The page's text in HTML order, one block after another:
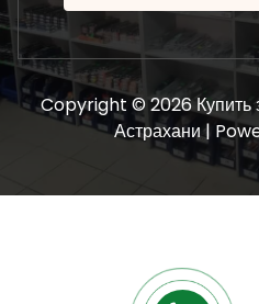
Copyright © 2026 Купить
Астрахани |